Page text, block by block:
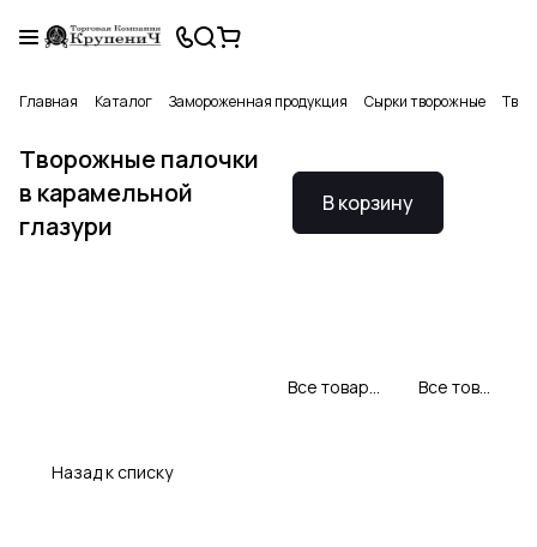
Главная Каталог Замороженная продукция Сырки творожные
Творожные палочки
в карамельной
глазури
В корзину
Все товары Свитлогорье Все товары категории
Назад к списку